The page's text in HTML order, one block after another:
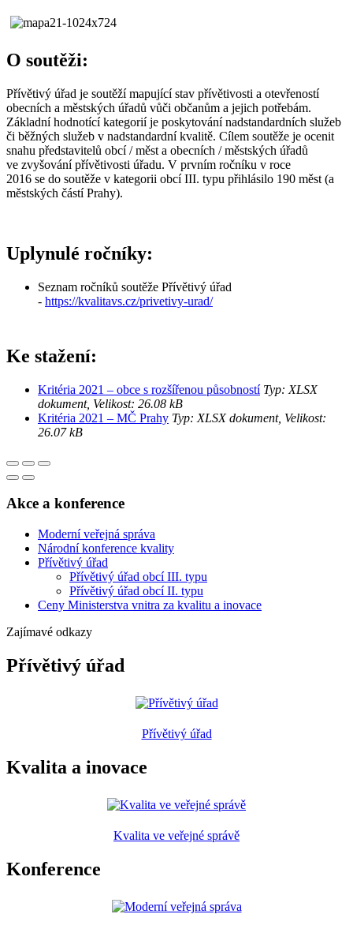
O soutěži:
Přívětivý úřad je soutěží mapující stav přívětivosti a otevřeností
obecních a městských úřadů vůči občanům a jejich potřebám.
Základní hodnotící kategorií je poskytování nadstandardních služeb
či běžných služeb v nadstandardní kvalitě. Cílem soutěže je ocenit
snahu představitelů obcí / měst a obecních / městských úřadů
ve zvyšování přívětivosti úřadu. V prvním ročníku v roce
2016 se do soutěže v kategorii obcí III. typu přihlásilo 190 měst (a
městských částí Prahy).
Uplynulé ročníky:
Seznam ročníků soutěže Přívětivý úřad
- https://kvalitavs.cz/privetivy-urad/
Ke stažení:
Kritéria 2021 – obce s rozšířenou působnostíTyp: XLSX
dokument, Velikost: 26.08 kB
Kritéria 2021 – MČ Prahy Typ: XLSX dokument, Velikost:
26.07 kB
Akce a konference
Moderní veřejná správa
Národní konference kvality
Přívětivý úřad
Přívětivý úřad obcí III. typu
Přívětivý úřad obcí II. typu
Ceny Ministerstva vnitra za kvalitu a inovace
Zajímavé odkazy
Přívětivý úřad
Přívětivý úřad
Kvalita a inovace
Kvalita ve veřejné správě
Konference